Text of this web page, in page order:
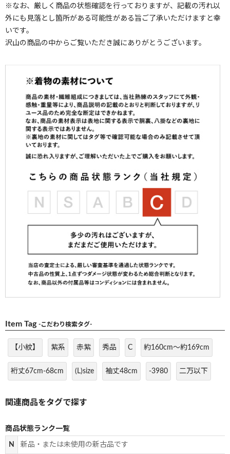
※なお、厳しく商品の状態確認を行っておりますが、記載の汚れ以
外にも見落とし箇所がある可能性がある旨ご了承いただけますと幸
いです。
沢山の商品の中からご覧いただき誠にありがとうございます。
Item Tag -こだわり検索タグ-
【小紋】 紫系 赤紫 秀品 C 約160cm～約169cm
裄丈67cm-68cm (L)size 袖丈48cm -3980 二万以下
商品状態ランク一覧
N 新品・または未使用の新古品です